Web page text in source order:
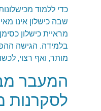
כדי ללמוד
שבה כישלון אינו
מראיית כישלון
בלמידה. הגישה
מותר, ואף רצוי,
המעבר
לסקרנות